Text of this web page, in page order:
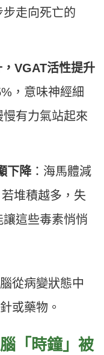
走向死亡的
VGAT活性提升
，意味神經細
有力氣站起來
下降：海馬體減
堆積越多，失
這些毒素悄悄
從病變狀態中
或藥物。
「時鐘」被